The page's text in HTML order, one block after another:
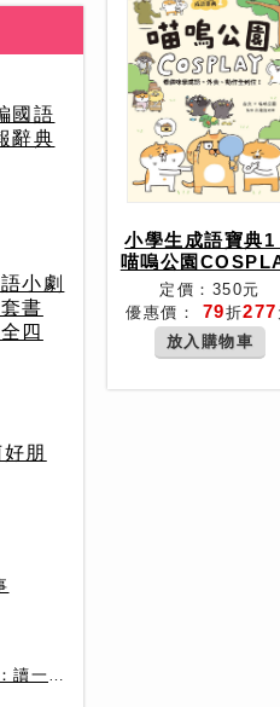
國語
辭典
小劇
書
全四
朋
情+字字有意思）
小學生成語寶典1
喵嗚公園
定價：350元
優惠價： 79折277
放入購物車